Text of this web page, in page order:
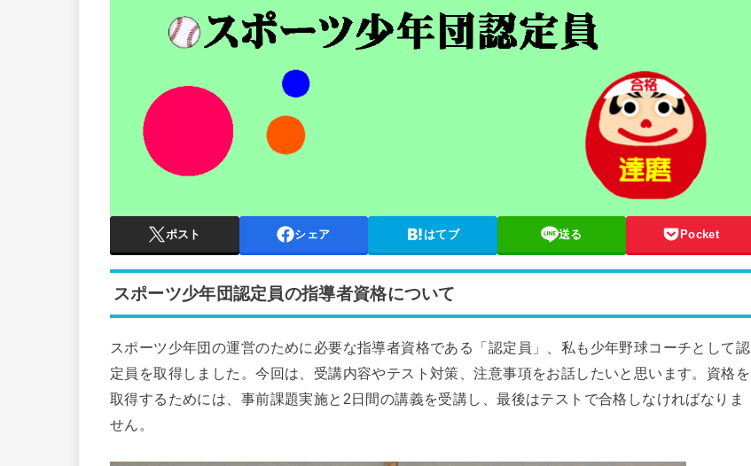
ポスト シェア はてブ 送る Pocket
スポーツ少年団認定員の指導者資格について
スポーツ少年団の運営のために必要な指導者資格である「認定員」、私も少年野球コーチとして認
定員を取得しました。今回は、受講内容やテスト対策、注意事項をお話したいと思います。資格を
取得するためには、事前課題実施と2日間の講義を受講し、最後はテストで合格しなければなりま
せん。